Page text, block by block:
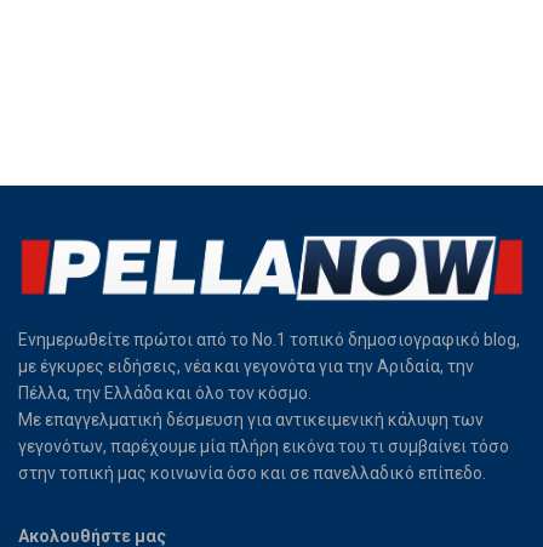
Ενημερωθείτε πρώτοι από το Νο.1 τοπικό δημοσιογραφικό blog,
με έγκυρες ειδήσεις, νέα και γεγονότα για την Αριδαία, την
Πέλλα, την Ελλάδα και όλο τον κόσμο.
Με επαγγελματική δέσμευση για αντικειμενική κάλυψη των
γεγονότων, παρέχουμε μία πλήρη εικόνα του τι συμβαίνει τόσο
στην τοπική μας κοινωνία όσο και σε πανελλαδικό επίπεδο.
Ακολουθήστε μας